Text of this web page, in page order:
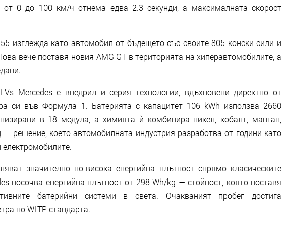
от 0 до 100 км/ч отнема едва 2.3 секунди, а максималната скорост
изглежда като автомобил от бъдещето със своите 805 конски сили и
вече поставя новия AMG GT в територията на хиперавтомобилите, а
Mercedes е внедрил и серия технологии, вдъхновени директно от
си във Формула 1. Батерията с капацитет 106 kWh използва 2660
в 18 модула, а химията ѝ комбинира никел, кобалт, манган,
решение, което автомобилната индустрия разработва от години като
значително по-висока енергийна плътност спрямо класическите
посочва енергийна плътност от 298 Wh/kg — стойност, която поставя
батерийни системи в света. Очакваният пробег достига
по WLTP стандарта.